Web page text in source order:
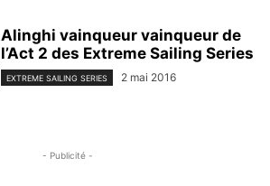
Alinghi vainqueur vainqueur de
l’Act 2 des Extreme Sailing Series
EXTREME SAILING SERIES 2 mai 2016
- Publicité -